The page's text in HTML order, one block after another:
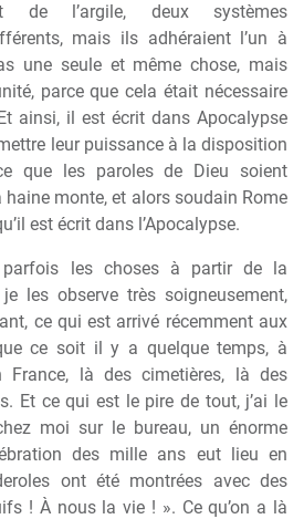
l’argile, deux systèmes
mais ils adhéraient l’un à
une seule et même chose, mais
parce que cela était nécessaire
ainsi, il est écrit dans Apocalypse
leur puissance à la disposition
que les paroles de Dieu soient
monte, et alors soudain Rome
est écrit dans l’Apocalypse.
les choses à partir de la
les observe très soigneusement,
ce qui est arrivé récemment aux
ce soit il y a quelque temps, à
France, là des cimetières, là des
Et ce qui est le pire de tout, j’ai le
moi sur le bureau, un énorme
des mille ans eut lieu en
ont été montrées avec des
! À nous la vie ! ». Ce qu’on a là